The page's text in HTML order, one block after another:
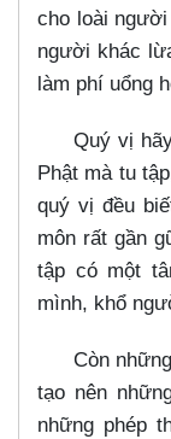
cho loài
người khác
làm phí uổng
Quý vị
Phật mà tu
quý vị đều
môn rất gần
tập có một
mình, khổ
Còn
tạo nên
những phép